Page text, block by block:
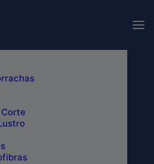
EM DISCO 6
AGRESSIVO
Home
EM DISCO 6 POLEGADAS
AMARELO KERS
dos
em
canais
.